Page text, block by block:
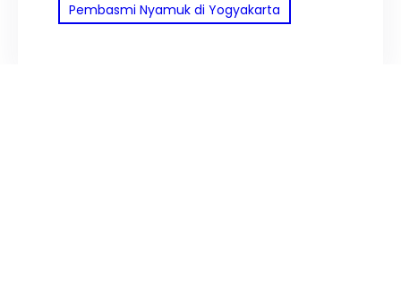
Pembasmi Nyamuk di Yogyakarta